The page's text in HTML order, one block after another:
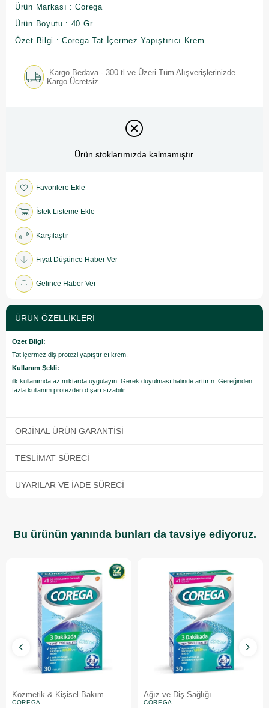
Ürün Markası : Corega
Ürün Boyutu : 40 Gr
Özet Bilgi : Corega Tat İçermez Yapıştırıcı Krem
Kargo Bedava - 300 tl ve Üzeri Tüm Alışverişlerinizde
Kargo Ücretsiz
Ürün stoklarımızda kalmamıştır.
Favorilere Ekle
İstek Listeme Ekle
Karşılaştır
Fiyat Düşünce Haber Ver
Gelince Haber Ver
ÜRÜN ÖZELLIKLERI
Özet Bilgi:
Tat içermez diş protezi yapıştırıcı krem.
Kullanım Şekli:
ilk kullanımda az miktarda uygulayın. Gerek duyulması halinde arttırın. Gereğinden
fazla kullanım protezden dışarı sızabilir.
ORJINAL ÜRÜN GARANTISI
TESLIMAT SÜRECI
UYARILAR VE İADE SÜRECI
Bu ürünün yanında bunları da tavsiye ediyoruz.
Kozmetik & Kişisel Bakım
COREGA
Ağız ve Diş Sağlığı
COREGA